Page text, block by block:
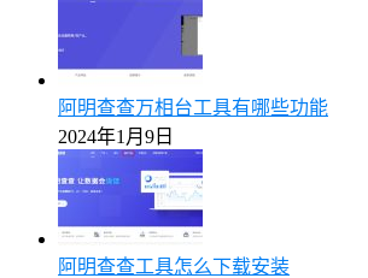
阿明查查万相台工具有哪些功能
2024年1月9日
阿明查查工具怎么下载安装